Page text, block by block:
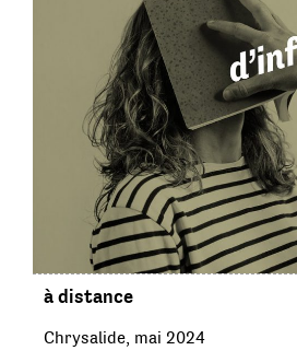
à distance
Chrysalide, mai 2024